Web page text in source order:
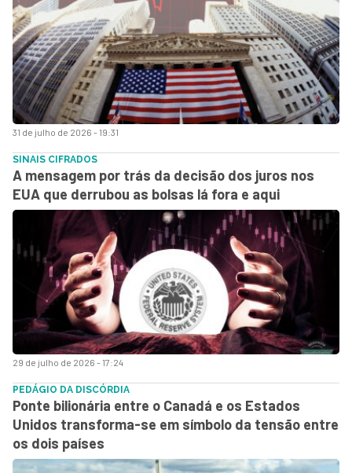
31 de julho de 2026 - 19:31
29 de julho de 2026 - 17:24
SINAIS CIFRADOS
A mensagem por trás da decisão dos juros nos
EUA que derrubou as bolsas lá fora e aqui
PEDÁGIO DA DISCÓRDIA
Ponte bilionária entre o Canadá e os Estados
Unidos transforma-se em símbolo da tensão entre
os dois países